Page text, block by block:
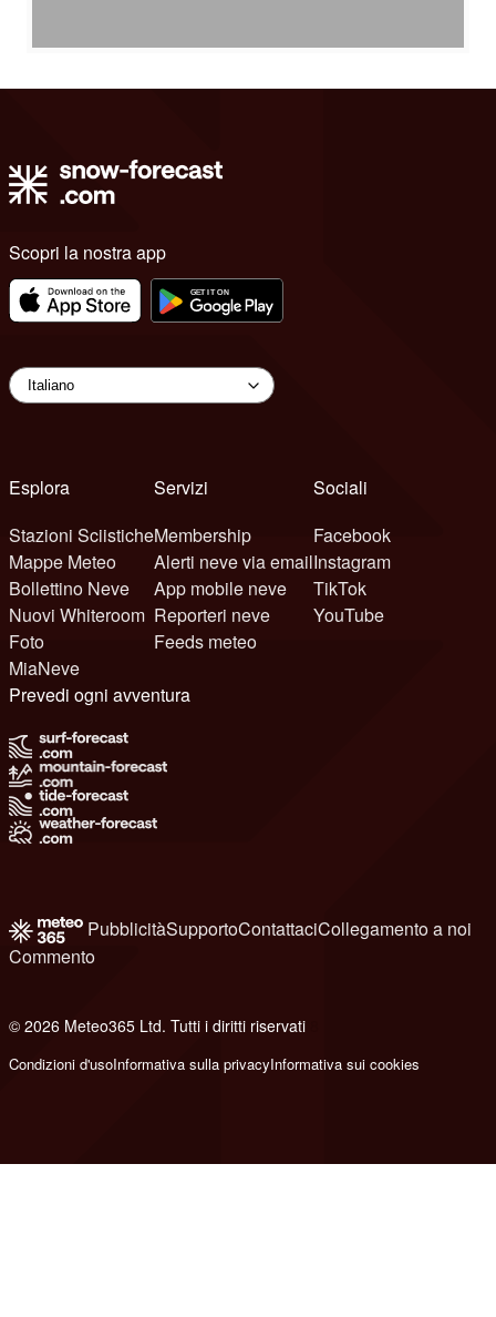
Scopri la nostra app
Esplora
Stazioni Sciistiche
Mappe Meteo
Bollettino Neve
Nuovi Whiteroom
Foto
MiaNeve
Servizi
Membership
Alerti neve via email
App mobile neve
Reporteri neve
Feeds meteo
Sociali
Facebook
Instagram
TikTok
YouTube
Prevedi ogni avventura
PubblicitàSupportoContattaciCollegamento a noi
Commento
© 2026 Meteo365 Ltd. Tutti i diritti riservati
Condizioni d'usoInformativa sulla privacyInformativa sui cookies